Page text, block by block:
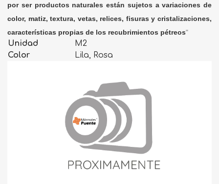
por ser productos naturales están sujetos a variaciones de
color, matiz, textura, vetas, relices, fisuras y cristalizaciones,
características propias de los recubrimientos pétreos"
Unidad
M2
Color
Lila, Rosa